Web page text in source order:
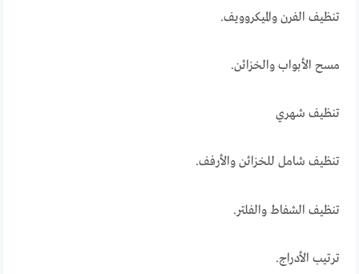
تنظيف الفرن والميكروويف.
مسح الأبواب والخزائن.
تنظيف شهري
تنظيف شامل للخزائن والأرفف.
تنظيف الشفاط والفلتر.
ترتيب الأدراج.